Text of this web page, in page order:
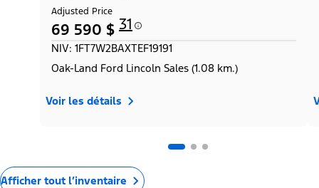
Adjusted Price
69 590 $ 31
NIV: 1FT7W2BAXTEF19191
Oak-Land Ford Lincoln Sales (1.08 km.)
Voir les détails
Afficher tout l’inventaire